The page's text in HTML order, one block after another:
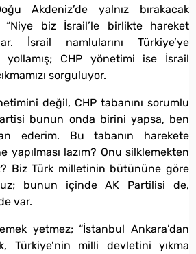
Akdeniz’de yalnız bırakacak
“Niye biz İsrail’le birlikte hareket
İsrail namlularını Türkiye’ye
yollamış; CHP yönetimi ise İsrail
sorguluyor.
değil, CHP tabanını sorumlu
bunun onda birini yapsa, ben
ederim. Bu tabanın harekete
yapılması lazım? Onu silklemekten
Biz Türk milletinin bütününe göre
bunun içinde AK Partilisi de,
var.
yetmez; “İstanbul Ankara’dan
Türkiye’nin milli devletini yıkma